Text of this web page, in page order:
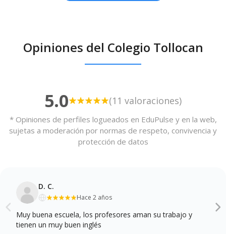
Opiniones del Colegio Tollocan
5.0 (11 valoraciones)
* Opiniones de perfiles logueados en EduPulse y en la web,
sujetas a moderación por normas de respeto, convivencia y
protección de datos
D. C.
Hace 2 años
Muy buena escuela, los profesores aman su trabajo y
tienen un muy buen inglés